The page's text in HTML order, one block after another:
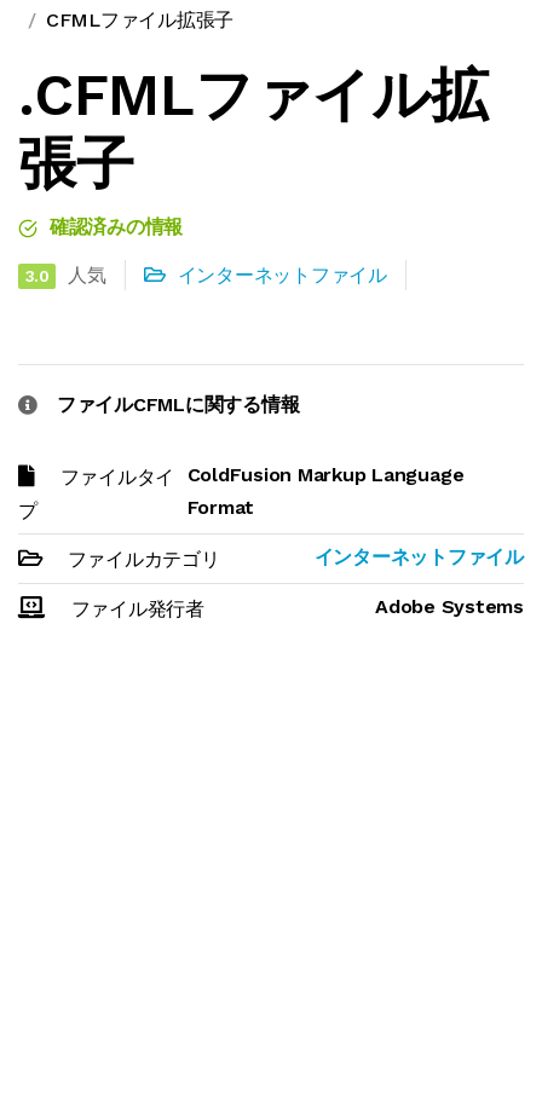
CFMLファイル拡張子
.CFMLファイル拡
張子
確認済みの情報
3.0 人気 インターネットファイル
ファイルCFMLに関する情報
ファイルタイ
プ
ColdFusion Markup Language
Format
ファイルカテゴリ インターネットファイル
ファイル発行者 Adobe Systems